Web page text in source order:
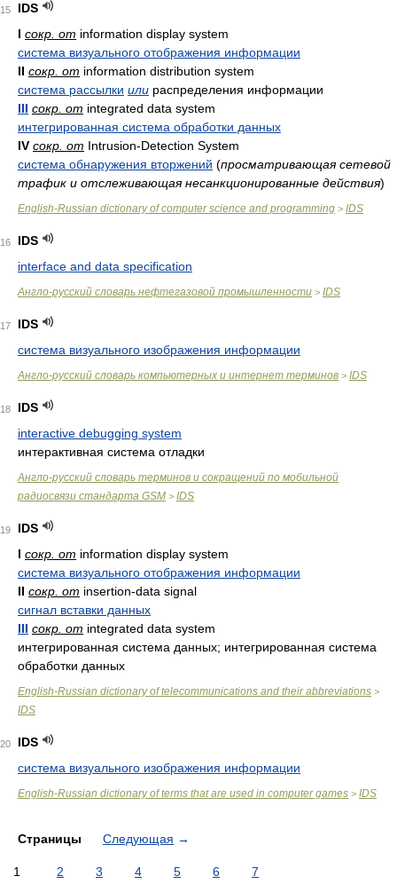
15
IDS
I сокр. от information display system
система визуального отображения информации
II сокр. от information distribution system
система рассылки или распределения информации
III сокр. от integrated data system
интегрированная система обработки данных
IV сокр. от Intrusion-Detection System
система обнаружения вторжений (просматривающая сетевой
трафик и отслеживающая несанкционированные действия)
English-Russian dictionary of computer science and programming > IDS
16
IDS
interface and data specification
Англо-русский словарь нефтегазовой промышленности > IDS
17
IDS
система визуального изображения информации
Англо-русский словарь компьютерных и интернет терминов > IDS
18
IDS
interactive debugging system
интерактивная система отладки
Англо-русский cловарь терминов и сокращений по мобильной
радиосвязи стандарта GSM > IDS
19
IDS
I сокр. от information display system
система визуального отображения информации
II сокр. от insertion-data signal
сигнал вставки данных
III сокр. от integrated data system
интегрированная система данных; интегрированная система
обработки данных
English-Russian dictionary of telecommunications and their abbreviations >
IDS
20
IDS
система визуального изображения информации
English-Russian dictionary of terms that are used in computer games > IDS
Страницы Следующая →
1 2 3 4 5 6 7